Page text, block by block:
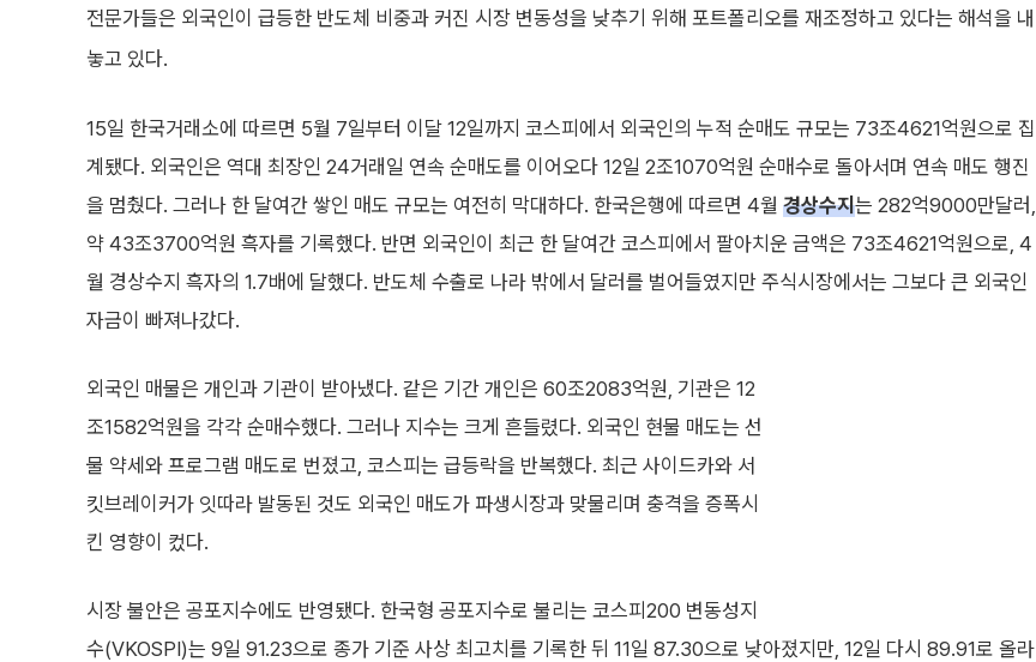
전문가들은 외국인이 급등한 반도체 비중과 커진 시장 변동성을 낮추기 위해 포트폴리오를 재조정하고 있다는 해석을 내
놓고 있다.
15일 한국거래소에 따르면 5월 7일부터 이달 12일까지 코스피에서 외국인의 누적 순매도 규모는 73조4621억원으로 집
계됐다. 외국인은 역대 최장인 24거래일 연속 순매도를 이어오다 12일 2조1070억원 순매수로 돌아서며 연속 매도 행진
을 멈췄다. 그러나 한 달여간 쌓인 매도 규모는 여전히 막대하다. 한국은행에 따르면 4월 경상수지는 282억9000만달러,
약 43조3700억원 흑자를 기록했다. 반면 외국인이 최근 한 달여간 코스피에서 팔아치운 금액은 73조4621억원으로, 4
월 경상수지 흑자의 1.7배에 달했다. 반도체 수출로 나라 밖에서 달러를 벌어들였지만 주식시장에서는 그보다 큰 외국인
자금이 빠져나갔다.
외국인 매물은 개인과 기관이 받아냈다. 같은 기간 개인은 60조2083억원, 기관은 12
조1582억원을 각각 순매수했다. 그러나 지수는 크게 흔들렸다. 외국인 현물 매도는 선
물 약세와 프로그램 매도로 번졌고, 코스피는 급등락을 반복했다. 최근 사이드카와 서
킷브레이커가 잇따라 발동된 것도 외국인 매도가 파생시장과 맞물리며 충격을 증폭시
킨 영향이 컸다.
시장 불안은 공포지수에도 반영됐다. 한국형 공포지수로 불리는 코스피200 변동성지
수(VKOSPI)는 9일 91.23으로 종가 기준 사상 최고치를 기록한 뒤 11일 87.30으로 낮아졌지만, 12일 다시 89.91로 올라